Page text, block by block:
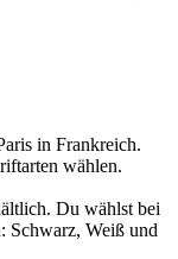
in Frankreich.
wählen.
Du wählst bei
Schwarz, Weiß und